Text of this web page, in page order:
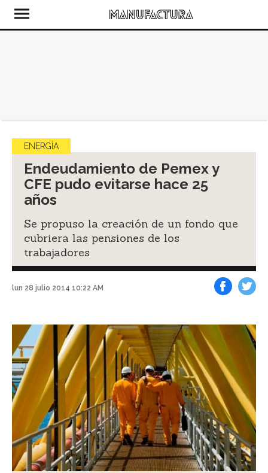
ENERGÍA
Endeudamiento de Pemex y
CFE pudo evitarse hace 25
años
Se propuso la creación de un fondo que
cubriera las pensiones de los
trabajadores
lun 28 julio 2014 10:22 AM